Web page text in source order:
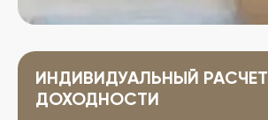
ИНДИВИДУАЛЬНЫЙ РАСЧЕТ
ДОХОДНОСТИ